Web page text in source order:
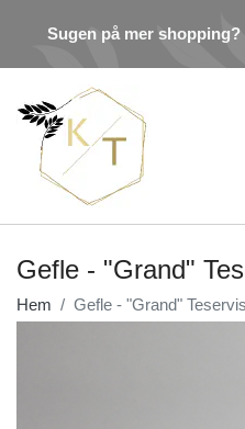
Sugen på mer shopping?
Gefle - "Grand"
Hem Gefle - "Grand"